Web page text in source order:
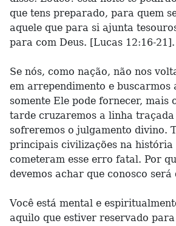
que tens preparado, para quem
aquele que para si ajunta
para com Deus. [Lucas 12:16-21].
Se nós, como nação, não nos
em arrependimento e buscarmos
somente Ele pode fornecer, mais
tarde cruzaremos a linha
sofreremos o julgamento divino.
principais civilizações na história
cometeram esse erro fatal. Por
devemos achar que conosco será
Você está mental e
aquilo que estiver reservado para